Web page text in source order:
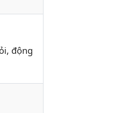
động